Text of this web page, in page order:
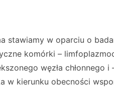
stawiamy w oparciu o
komórki –
węzła chłonnego i
kierunku obecności